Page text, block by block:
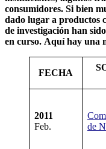
consumidores. Si bien
dado lugar a productos
de investigación han
en curso. Aquí hay una
FECHA
2011
Feb.
de